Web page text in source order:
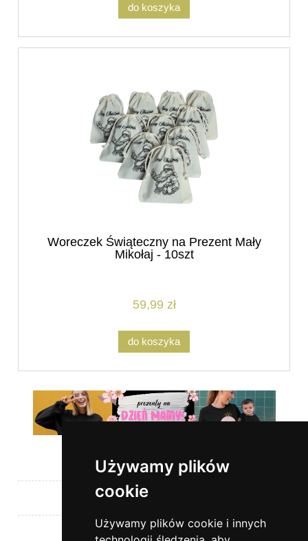
Używamy plików
cookie
Używamy plików cookie i innych
do koszyka
Woreczek Świąteczny na Prezent Mały
Mikołaj - 10szt
59,99 zł
do koszyka
Pomoc
Moje konto
Płatności i dostawa